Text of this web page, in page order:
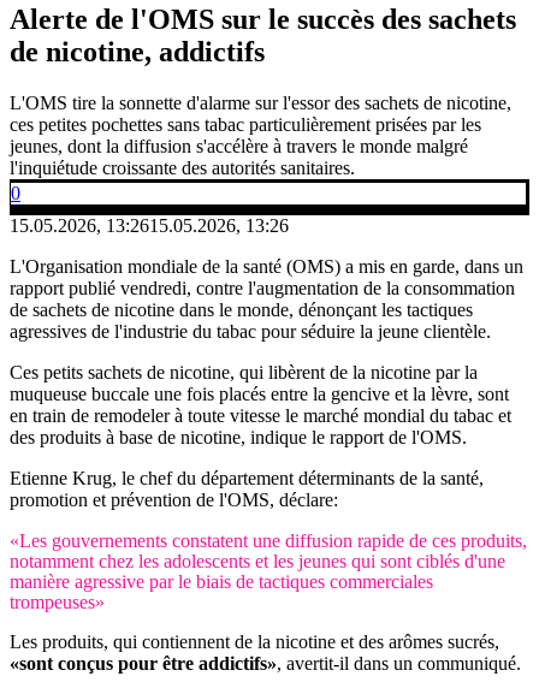
Alerte de l'OMS sur le succès des sachets
de nicotine, addictifs
L'OMS tire la sonnette d'alarme sur l'essor des sachets de nicotine,
ces petites pochettes sans tabac particulièrement prisées par les
jeunes, dont la diffusion s'accélère à travers le monde malgré
l'inquiétude croissante des autorités sanitaires.
0
15.05.2026, 13:2615.05.2026, 13:26
L'Organisation mondiale de la santé (OMS) a mis en garde, dans un
rapport publié vendredi, contre l'augmentation de la consommation
de sachets de nicotine dans le monde, dénonçant les tactiques
agressives de l'industrie du tabac pour séduire la jeune clientèle.
Ces petits sachets de nicotine, qui libèrent de la nicotine par la
muqueuse buccale une fois placés entre la gencive et la lèvre, sont
en train de remodeler à toute vitesse le marché mondial du tabac et
des produits à base de nicotine, indique le rapport de l'OMS.
Etienne Krug, le chef du département déterminants de la santé,
promotion et prévention de l'OMS, déclare:
«Les gouvernements constatent une diffusion rapide de ces produits,
notamment chez les adolescents et les jeunes qui sont ciblés d'une
manière agressive par le biais de tactiques commerciales
trompeuses»
Les produits, qui contiennent de la nicotine et des arômes sucrés,
«sont conçus pour être addictifs», avertit-il dans un communiqué.